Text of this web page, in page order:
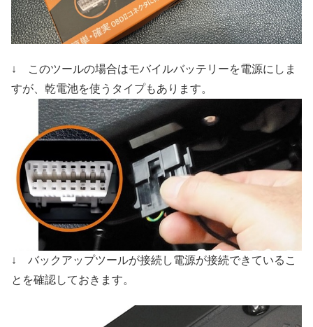
↓ このツールの場合はモバイルバッテリーを電源にしま
すが、乾電池を使うタイプもあります。
↓ バックアップツールが接続し電源が接続できているこ
とを確認しておきます。